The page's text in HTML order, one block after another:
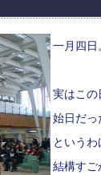
一月四日
実はこの
始日だっ
というわ
結構すご